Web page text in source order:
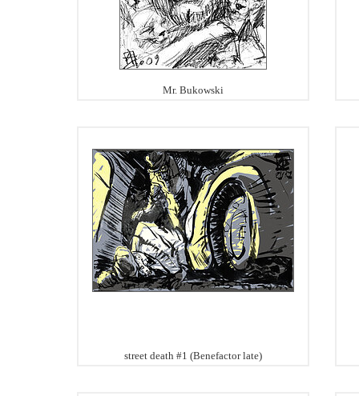
Mr. Bukowski
street death #1 (Benefactor late)